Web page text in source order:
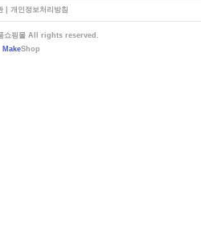
| 개인정보처리방침
쇼핑몰 All rights reserved.
MakeShop